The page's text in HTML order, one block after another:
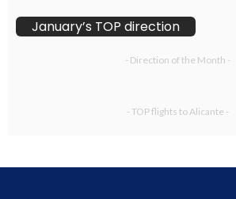
January’s TOP direction
- Direction of the Month -
- TOP flights to Alicante -